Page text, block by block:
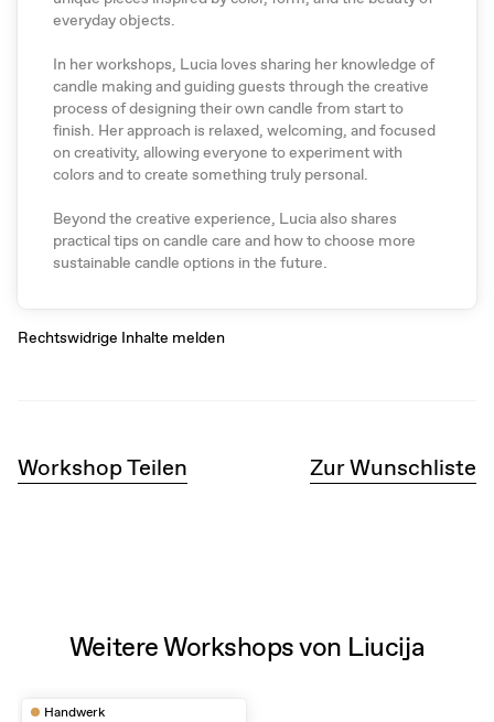
everyday objects.
In her workshops, Lucia loves sharing her knowledge of
candle making and guiding guests through the creative
process of designing their own candle from start to
finish. Her approach is relaxed, welcoming, and focused
on creativity, allowing everyone to experiment with
colors and to create something truly personal.
Beyond the creative experience, Lucia also shares
practical tips on candle care and how to choose more
sustainable candle options in the future.
Rechtswidrige Inhalte melden
Workshop Teilen Zur Wunschliste
Weitere Workshops von Liucija
Handwerk